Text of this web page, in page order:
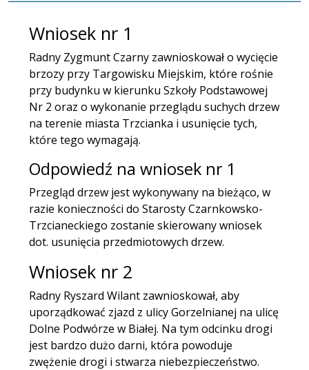
Wniosek nr 1
Radny Zygmunt Czarny zawnioskował o wycięcie
brzozy przy Targowisku Miejskim, które rośnie
przy budynku w kierunku Szkoły Podstawowej
Nr 2 oraz o wykonanie przeglądu suchych drzew
na terenie miasta Trzcianka i usunięcie tych,
które tego wymagają.
Odpowiedź na wniosek nr 1
Przegląd drzew jest wykonywany na bieżąco, w
razie konieczności do Starosty Czarnkowsko-
Trzcianeckiego zostanie skierowany wniosek
dot. usunięcia przedmiotowych drzew.
Wniosek nr 2
Radny Ryszard Wilant zawnioskował, aby
uporządkować zjazd z ulicy Gorzelnianej na ulicę
Dolne Podwórze w Białej. Na tym odcinku drogi
jest bardzo dużo darni, która powoduje
zwężenie drogi i stwarza niebezpieczeństwo.